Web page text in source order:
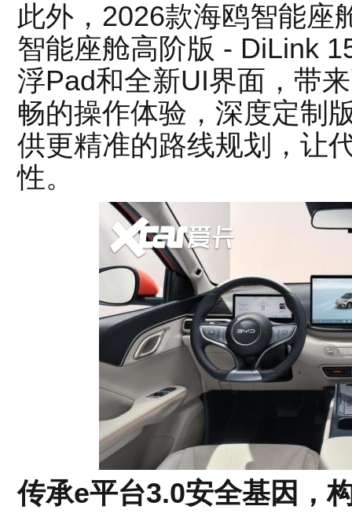
此外，2026款海鸥智能座
智能座舱高阶版 - DiLink
浮Pad和全新UI界面，带
畅的操作体验，深度定制
供更精准的路线规划，让
性。
传承e平台3.0安全基因，